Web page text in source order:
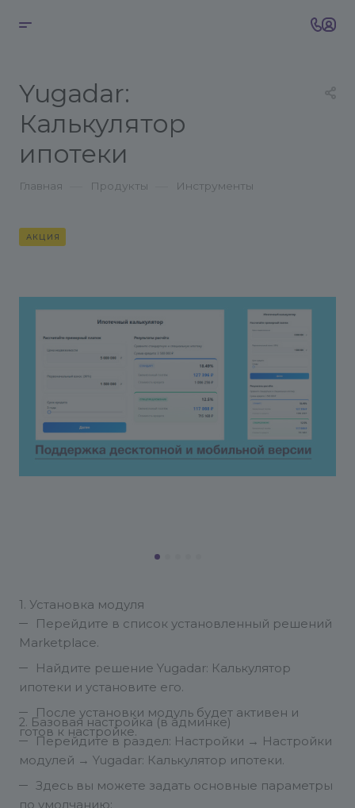
Yugadar:
Калькулятор
ипотеки
Главная Продукты Инструменты
АКЦИЯ
1. Установка модуля
Перейдите в список установленный решений
Marketplace.
Найдите решение Yugadar: Калькулятор
ипотеки и установите его.
После установки модуль будет активен и
готов к настройке.
2. Базовая настройка (в админке)
Перейдите в раздел: Настройки → Настройки
модулей → Yugadar: Калькулятор ипотеки.
Здесь вы можете задать основные параметры
по умолчанию: